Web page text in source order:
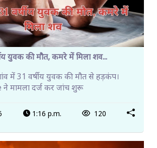
युवक की मौत, कमरे में मिला शव...
में 31 वर्षीय युवक की मौत से हड़कंप।
मामला दर्ज कर जांच शुरू
1:16 p.m. 120